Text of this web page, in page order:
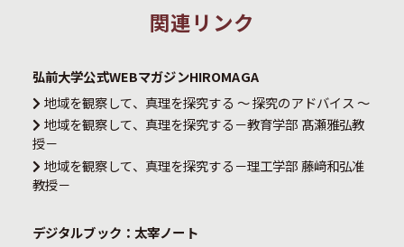
関連リンク
弘前大学公式WEBマガジンHIROMAGA
地域を観察して、真理を探究する ～ 探究のアドバイス ～
地域を観察して、真理を探究する－教育学部 髙瀬雅弘教
授－
地域を観察して、真理を探究する－理工学部 藤﨑和弘准
教授－
デジタルブック：太宰ノート